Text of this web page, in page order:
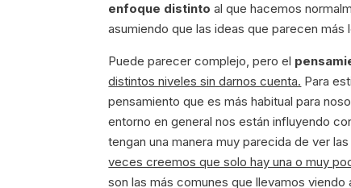
enfoque distinto al que hacemos
asumiendo que las ideas que parecen más
Puede parecer complejo, pero el
distintos niveles sin darnos cuenta. Para
pensamiento que es más habitual para
entorno en general nos están influyendo
tengan una manera muy parecida de ver
veces creemos que solo hay una o muy
son las más comunes que llevamos